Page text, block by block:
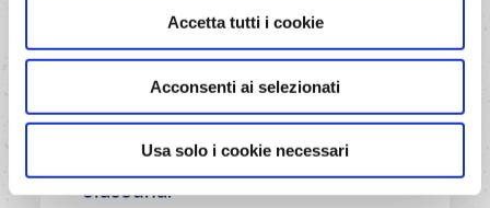
Accetta tutti i cookie
Acconsenti ai selezionati
Usa solo i cookie necessari
Dividere l'impasto ben lievitato in
2 panetti uguali, stenderli in 2
dischi del diametro di 32 cm e
32 cm) unte con 2 cucchiai d'olio
ciascuna.